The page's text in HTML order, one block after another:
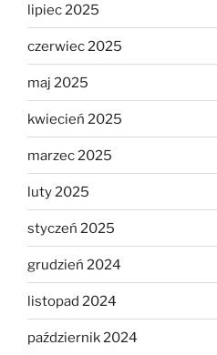
lipiec 2025
czerwiec 2025
maj 2025
kwiecień 2025
marzec 2025
luty 2025
styczeń 2025
grudzień 2024
listopad 2024
październik 2024